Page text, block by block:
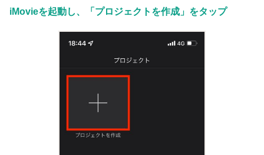
iMovieを起動し、「プロジェクトを作成」をタップ